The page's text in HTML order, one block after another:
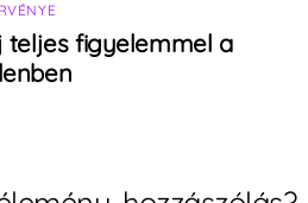
teljes figyelemmel a